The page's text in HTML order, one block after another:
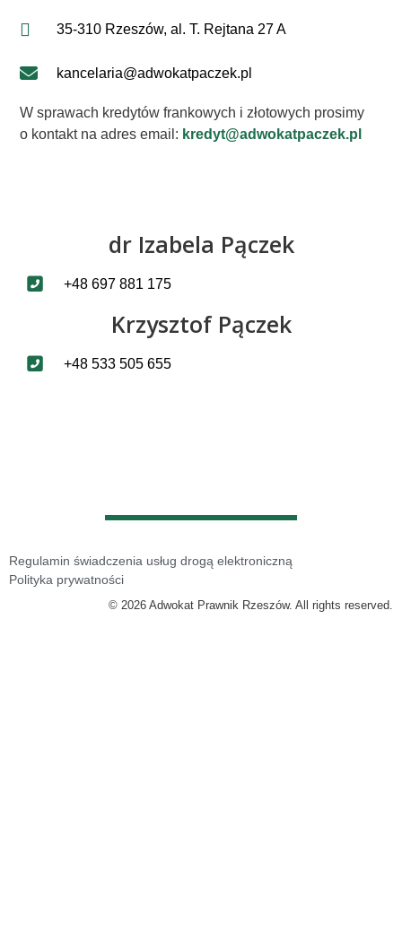
35-310 Rzeszów, al. T. Rejtana 27 A
kancelaria@adwokatpaczek.pl
W sprawach kredytów frankowych i złotowych prosimy
o kontakt na adres email: kredyt@adwokatpaczek.pl
dr Izabela Pączek
+48 697 881 175
Krzysztof Pączek
+48 533 505 655
Regulamin świadczenia usług drogą elektroniczną
Polityka prywatności
© 2026 Adwokat Prawnik Rzeszów. All rights reserved.